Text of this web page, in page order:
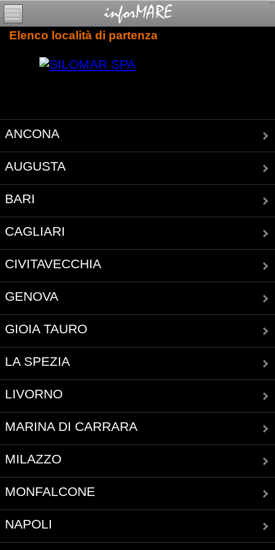
Elenco località di partenza
ANCONA
AUGUSTA
BARI
CAGLIARI
CIVITAVECCHIA
GENOVA
GIOIA TAURO
LA SPEZIA
LIVORNO
MARINA DI CARRARA
MILAZZO
MONFALCONE
NAPOLI